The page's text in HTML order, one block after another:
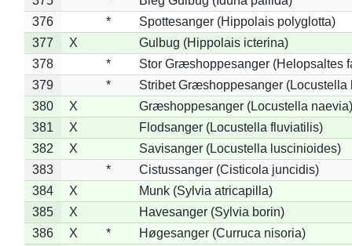
376
*
Spottesanger (Hippolais polyglotta)
377
X
Gulbug (Hippolais icterina)
378
*
Stor Græshoppesanger (Helopsaltes
379
*
Stribet Græshoppesanger (Locustella
380
X
Græshoppesanger (Locustella naevia)
381
X
Flodsanger (Locustella fluviatilis)
382
X
Savisanger (Locustella luscinioides)
383
*
Cistussanger (Cisticola juncidis)
384
X
Munk (Sylvia atricapilla)
385
X
Havesanger (Sylvia borin)
386
X *
Høgesanger (Curruca nisoria)